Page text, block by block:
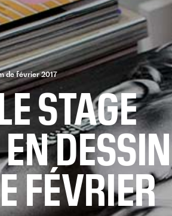
de février 2017
STAGE
DESSIN
FÉVRIER